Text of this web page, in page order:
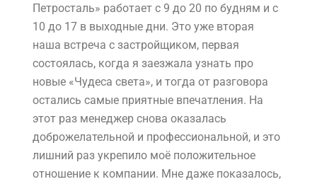
Петросталь» работает с 9 до 20 по будням и с
10 до 17 в выходные дни. Это уже вторая
наша встреча с застройщиком, первая
состоялась, когда я заезжала узнать про
новые «Чудеса света», и тогда от разговора
остались самые приятные впечатления. На
этот раз менеджер снова оказалась
доброжелательной и профессиональной, и это
лишний раз укрепило моё положительное
отношение к компании. Мне даже показалось,